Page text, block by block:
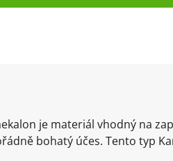
je materiál vhodný na
bohatý účes. Tento typ